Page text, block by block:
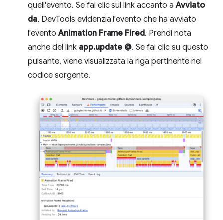
quell'evento. Se fai clic sul link accanto aAvviato
da, DevTools evidenzia l'evento che ha avviato
l'eventoAnimation Frame Fired. Prendi nota
anche del link app.update @. Se fai clic su questo
pulsante, viene visualizzata la riga pertinente nel
codice sorgente.